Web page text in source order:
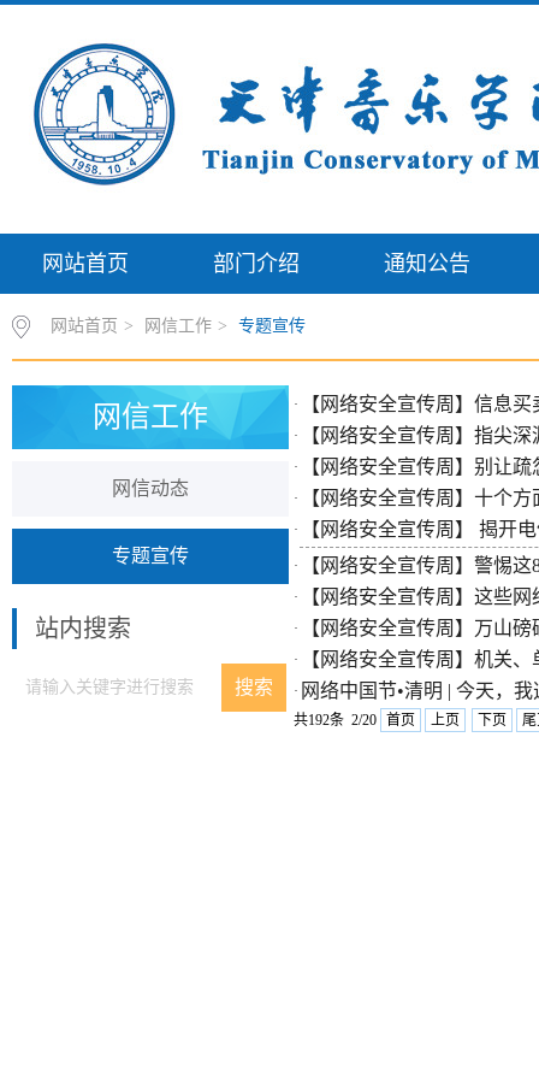
网站首页 部门介绍 通知公告
网站首页 > 网信工作 > 专题宣传
网信工作
网信动态
专题宣传
站内搜索
· 【网络安全宣传周】信息买
· 【网络安全宣传周】指尖深
· 【网络安全宣传周】别让
· 【网络安全宣传周】十个
· 【网络安全宣传周】 揭开
· 【网络安全宣传周】警惕
· 【网络安全宣传周】这些
· 【网络安全宣传周】万山
· 【网络安全宣传周】机关
· 网络中国节•清明 | 今天，
共192条 2/20 首页 上页 下页